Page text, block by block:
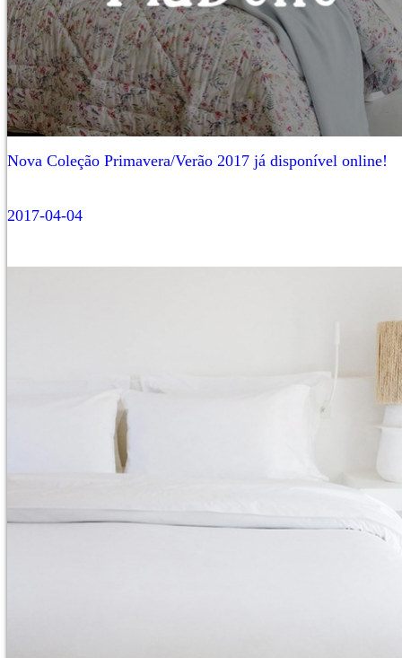
Nova Coleção Primavera/Verão 2017 já disponível online!
2017-04-04